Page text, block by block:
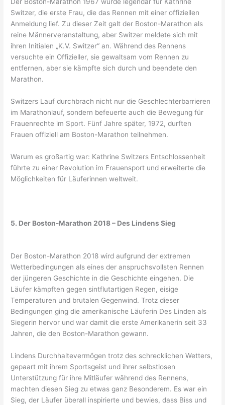
Switzer, die erste Frau, die das Rennen mit einer offiziellen
Anmeldung lief. Zu dieser Zeit galt der Boston-Marathon als
reine Männerveranstaltung, aber Switzer meldete sich mit
ihren Initialen „K.V. Switzer“ an. Während des Rennens
versuchte ein Offizieller, sie gewaltsam vom Rennen zu
entfernen, aber sie kämpfte sich durch und beendete den
Marathon.
Switzers Lauf durchbrach nicht nur die Geschlechterbarrieren
im Marathonlauf, sondern befeuerte auch die Bewegung für
Frauenrechte im Sport. Fünf Jahre später, 1972, durften
Frauen offiziell am Boston-Marathon teilnehmen.
Warum es großartig war: Kathrine Switzers Entschlossenheit
führte zu einer Revolution im Frauensport und erweiterte die
Möglichkeiten für Läuferinnen weltweit.
5. Der Boston-Marathon 2018 – Des Lindens Sieg
Der Boston-Marathon 2018 wird aufgrund der extremen
Wetterbedingungen als eines der anspruchsvollsten Rennen
der jüngeren Geschichte in die Geschichte eingehen. Die
Läufer kämpften gegen sintflutartigen Regen, eisige
Temperaturen und brutalen Gegenwind. Trotz dieser
Bedingungen ging die amerikanische Läuferin Des Linden als
Siegerin hervor und war damit die erste Amerikanerin seit 33
Jahren, die den Boston-Marathon gewann.
Lindens Durchhaltevermögen trotz des schrecklichen Wetters,
gepaart mit ihrem Sportsgeist und ihrer selbstlosen
Unterstützung für ihre Mitläufer während des Rennens,
machten diesen Sieg zu etwas ganz Besonderem. Es war ein
Sieg, der Läufer überall inspirierte und bewies, dass Biss und